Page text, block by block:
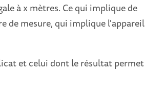
à x mètres. Ce qui implique de
de mesure, qui implique l'appareil
et celui dont le résultat permet